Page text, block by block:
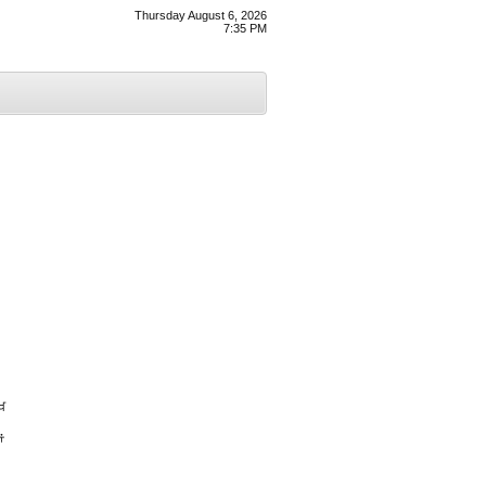
Thursday August 6, 2026
7:35 PM